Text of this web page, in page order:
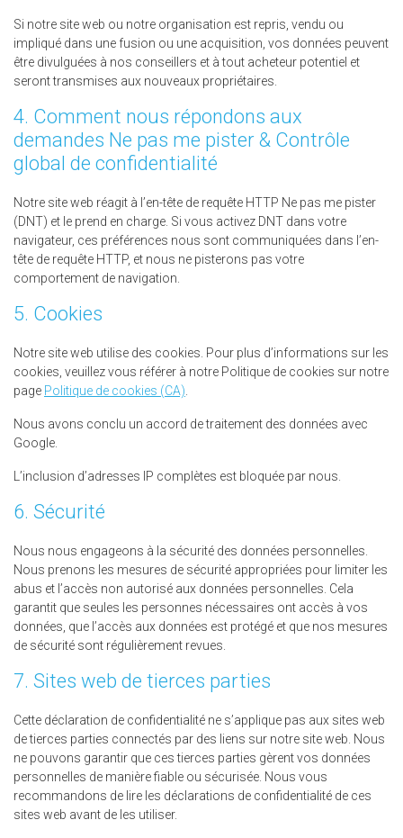
Si notre site web ou notre organisation est repris, vendu ou
impliqué dans une fusion ou une acquisition, vos données peuvent
être divulguées à nos conseillers et à tout acheteur potentiel et
seront transmises aux nouveaux propriétaires.
4. Comment nous répondons aux
demandes Ne pas me pister & Contrôle
global de confidentialité
Notre site web réagit à l’en-tête de requête HTTP Ne pas me pister
(DNT) et le prend en charge. Si vous activez DNT dans votre
navigateur, ces préférences nous sont communiquées dans l’en-
tête de requête HTTP, et nous ne pisterons pas votre
comportement de navigation.
5. Cookies
Notre site web utilise des cookies. Pour plus d’informations sur les
cookies, veuillez vous référer à notre Politique de cookies sur notre
page Politique de cookies (CA)
Nous avons conclu un accord de traitement des données avec
Google.
L’inclusion d’adresses IP complètes est bloquée par nous.
6. Sécurité
Nous nous engageons à la sécurité des données personnelles.
Nous prenons les mesures de sécurité appropriées pour limiter les
abus et l’accès non autorisé aux données personnelles. Cela
garantit que seules les personnes nécessaires ont accès à vos
données, que l’accès aux données est protégé et que nos mesures
de sécurité sont régulièrement revues.
7. Sites web de tierces parties
Cette déclaration de confidentialité ne s’applique pas aux sites web
de tierces parties connectés par des liens sur notre site web. Nous
ne pouvons garantir que ces tierces parties gèrent vos données
personnelles de manière fiable ou sécurisée. Nous vous
recommandons de lire les déclarations de confidentialité de ces
sites web avant de les utiliser.